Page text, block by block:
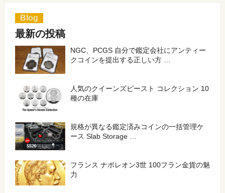
Blog
最新の投稿
NGC、PCGS 自分で鑑定会社にアンティー
クコインを提出する正しい方 …
人気のクイーンズビースト コレクション 10
種の在庫
規格が異なる鑑定済みコインの一括管理ケ
ース Slab Storage …
フランス ナポレオン3世 100フラン金貨の魅
力